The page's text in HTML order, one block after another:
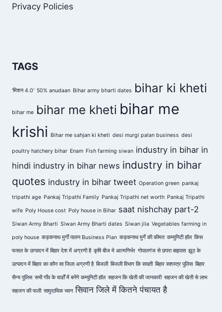
Privacy Policies
TAGS
'मिशन 4.0' 50% anudaan Bihar army bharti dates bihar ki kheti
bihar me bihar me kheti bihar me
krishi Bihar me sahjan ki kheti desi murgi palan business desi
poultry hatchery bihar Enam Fish farming siwan industry in bihar in
hindi industry in bihar news industry in bihar
quotes industry in bihar tweet Operation green pankaj
tripathi age Pankaj Tripathi Family Pankaj Tripathi net worth Pankaj Tripathi
wife Poly House cost Poly house in Bihar saat nishchay part-2
Siwan Army Bharti Siwan Army Bharti dates Siwan jila Vegetables farming in
poly house कड़कनाथ मुर्गी पालन Business Plan कड़कनाथ मुर्गे की कीमत कम्युनिटी हॉल किस
फसल के उत्पादन में बिहार देश में अग्रणी है कृषि बीज मे आत्मनिर्भर गोपालगंज से छपरा बाइपास झूठ के
उत्पादन में बिहार का कौन सा जिला अग्रणी है बिजली बिजली विभाग कि सख्ती बिहार सशस्त्र पुलिस बिहार
सैन्य पुलिस सभी गाँव के वार्डों में बनेंगे कम्युनिटी हॉल सहजन कि खेती की जानकारी सहजन की खेती से लाभ
सहजन की फली सामुदायिक भवन सिवान जिले में कितने पंचायत है